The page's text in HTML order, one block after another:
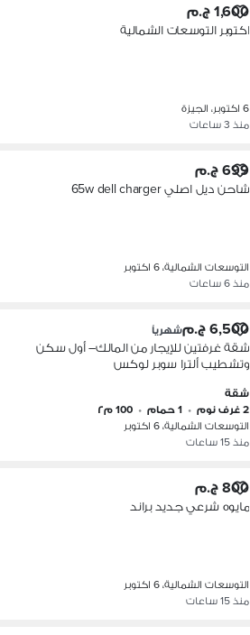
1,600 ج.م
اكتوبر التوسعات الشمالية
6 اكتوبر، الجيزة
منذ 3 ساعات
699 ج.م
شاحن ديل اصلي 65w dell charger
التوسعات الشمالية، 6 اكتوبر
منذ 6 ساعات
6,500 ج.م شهرياً
شقة غرفتين للإيجار من المالك– أول سكن
وتشطيب ألترا سوبر لوكس
شقة
2 غرف نوم
• 1 حمام • 100 م٢
التوسعات الشمالية، 6 اكتوبر
منذ 15 ساعات
800 ج.م
مايوه شرعي جديد براند
التوسعات الشمالية، 6 اكتوبر
منذ 15 ساعات